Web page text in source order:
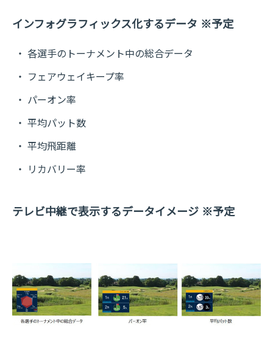
インフォグラフィックス化するデータ ※予定
各選手のトーナメント中の総合データ
フェアウェイキープ率
パーオン率
平均パット数
平均飛距離
リカバリー率
テレビ中継で表示するデータイメージ ※予定